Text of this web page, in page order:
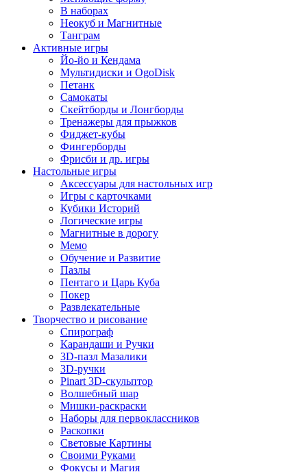
В наборах
Неокуб и Магнитные
Танграм
Активные игры
Йо-йо и Кендама
Мультидиски и OgoDisk
Петанк
Самокаты
Скейтборды и Лонгборды
Тренажеры для прыжков
Фиджет-кубы
Фингерборды
Фрисби и др. игры
Настольные игры
Аксессуары для настольных игр
Игры с карточками
Кубики Историй
Логические игры
Магнитные в дорогу
Мемо
Обучение и Развитие
Пазлы
Пентаго и Царь Куба
Покер
Развлекательные
Творчество и рисование
Спирограф
Карандаши и Ручки
3D-пазл Мазалики
3D-ручки
Pinart 3D-скульптор
Волшебный шар
Мишки-раскраски
Наборы для первоклассников
Раскопки
Световые Картины
Своими Руками
Фокусы и Магия